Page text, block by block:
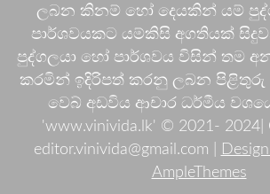
ලබන කිනම් හෝ දෙයකින් යම්
පාර්ශවයකට යම්කිසි අගතියක්
පුද්ගලයා හෝ පාර්ශවය විසින් තම
කරමින් ඉදිරිපත් කරනු ලබන පිළිතුරු
වෙබ් අඩවිය ආචාර ධර්මීය
'www.vinivida.lk' © 2021- 2024|
editor.vinivida@gmail.com |
AmpleThemes